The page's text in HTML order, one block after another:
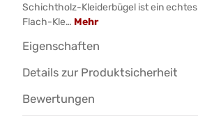
Schichtholz-Kleiderbügel ist ein
Flach-Kle… Mehr
Eigenschaften
Details zur Produktsicherheit
Bewertungen